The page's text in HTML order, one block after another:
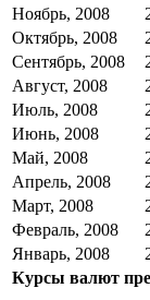
Ноябрь, 2008
Октябрь, 2008
Сентябрь, 2008
Август, 2008
Июль, 2008
Июнь, 2008
Май, 2008
Апрель, 2008
Март, 2008
Февраль, 2008
Январь, 2008
Курсы валют